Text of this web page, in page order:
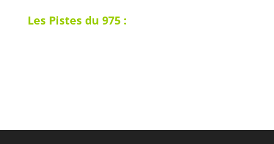
Les Pistes du 975 :